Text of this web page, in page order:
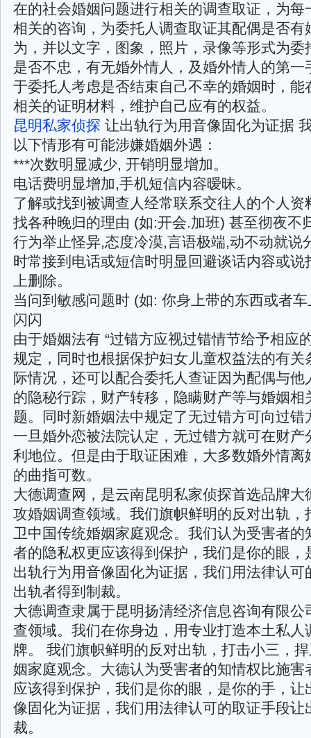
在的社会婚姻问题进行相关的调查取证，为每
相关的咨询，为委托人调查取证其配偶是否有
为，并以文字，图象，照片，录像等形式为委
是否不忠，有无婚外情人，及婚外情人的第一
于委托人考虑是否结束自己不幸的婚姻时，能
相关的证明材料，维护自己应有的权益。
昆明私家侦探 让出轨行为用音像固化为证据
以下情形有可能涉嫌婚姻外遇：
***次数明显减少, 开销明显增加。
电话费明显增加,手机短信内容暧昧。
了解或找到被调查人经常联系交往人的个人资
找各种晚归的理由 (如:开会.加班) 甚至彻夜不
行为举止怪异,态度冷漠,言语极端,动不动就说
时常接到电话或短信时明显回避谈话内容或说
上删除。
当问到敏感问题时 (如: 你身上带的东西或者
闪闪
由于婚姻法有 “过错方应视过错情节给予相应
规定，同时也根据保护妇女儿童权益法的有关
际情况，还可以配合委托人查证因为配偶与他
的隐秘行踪，财产转移，隐瞒财产等与婚姻相
题。同时新婚姻法中规定了无过错方可向过错
一旦婚外恋被法院认定，无过错方就可在财产
利地位。但是由于取证困难，大多数婚外情离
的曲指可数。
大德调查网，是云南昆明私家侦探首选品牌大
攻婚姻调查领域。我们旗帜鲜明的反对出轨，
卫中国传统婚姻家庭观念。我们认为受害者的
者的隐私权更应该得到保护，我们是你的眼，
出轨行为用音像固化为证据，我们用法律认可
出轨者得到制裁。
大德调查隶属于昆明扬清经济信息咨询有限公
查领域。我们在你身边，用专业打造本土私人
牌。 我们旗帜鲜明的反对出轨，打击小三，
姻家庭观念。大德认为受害者的知情权比施害
应该得到保护，我们是你的眼，是你的手，让
像固化为证据，我们用法律认可的取证手段让
裁。